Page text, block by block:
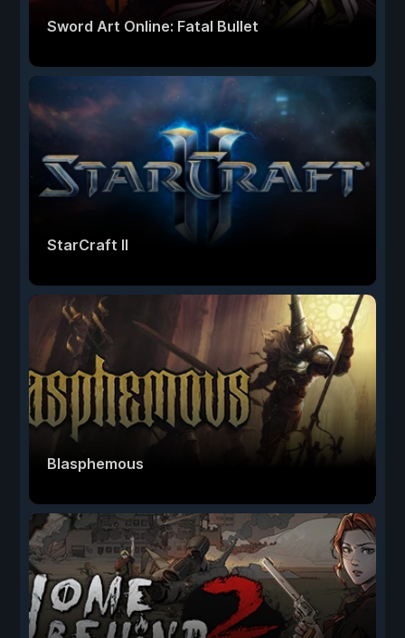
Sword Art Online: Fatal Bullet
StarCraft II
Blasphemous